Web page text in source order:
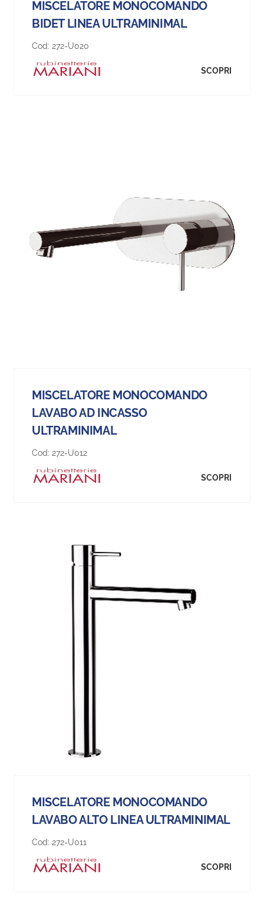
MISCELATORE MONOCOMANDO
BIDET LINEA ULTRAMINIMAL
Cod: 272-U020
SCOPRI
MISCELATORE MONOCOMANDO
LAVABO AD INCASSO
ULTRAMINIMAL
Cod: 272-U012
SCOPRI
MISCELATORE MONOCOMANDO
LAVABO ALTO LINEA ULTRAMINIMAL
Cod: 272-U011
SCOPRI